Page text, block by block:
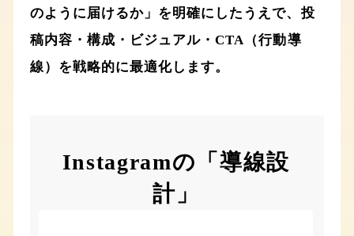
のように届けるか」を明確にしたうえで、投
稿内容・構成・ビジュアル・CTA（行動導
線）を戦略的に最適化します。
Instagramの「導線設
計」